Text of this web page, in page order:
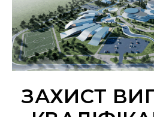
ЗАХИСТ